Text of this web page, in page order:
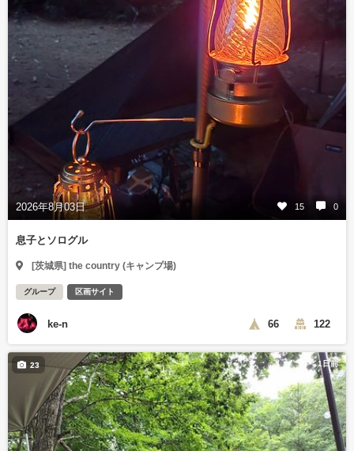
2026年8月03日 15 0
息子とソログル
[茨城県] the country (キャンプ場)
グループ 区画サイト
ke-n 66 122
1日前
23